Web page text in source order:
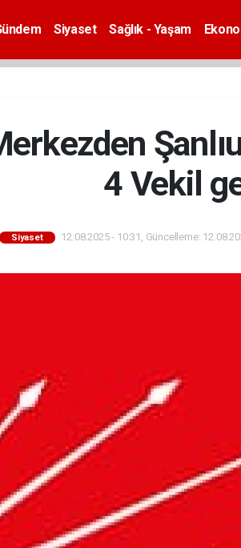
Siyaset Sağlık - Yaşam
4 Vekil
Siyaset 12.08.2025 - 10:31, Güncelleme: